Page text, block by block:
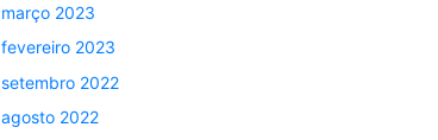
março 2023
fevereiro 2023
setembro 2022
agosto 2022